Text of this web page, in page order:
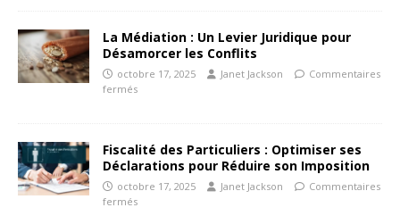
La Médiation : Un Levier Juridique pour
Désamorcer les Conflits
octobre 17, 2025 Janet Jackson
Commentaires
fermés
Fiscalité des Particuliers : Optimiser ses
Déclarations pour Réduire son Imposition
octobre 17, 2025 Janet Jackson
Commentaires
fermés